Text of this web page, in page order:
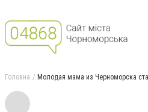
Головна Молодая мама из Черноморска